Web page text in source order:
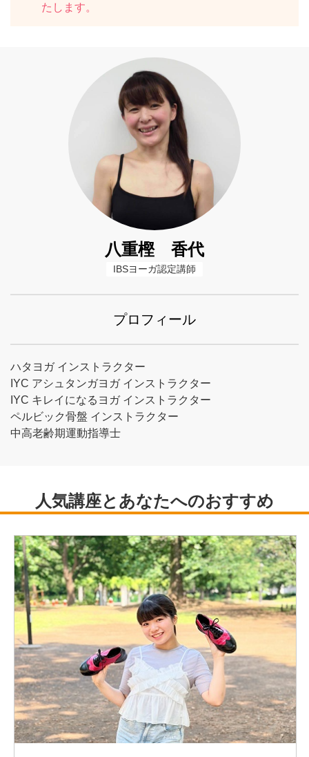
たします。
八重樫 香代
IBSヨーガ認定講師
プロフィール
ハタヨガ インストラクター
IYC アシュタンガヨガ インストラクター
IYC キレイになるヨガ インストラクター
ペルビック骨盤 インストラクター
中高老齢期運動指導士